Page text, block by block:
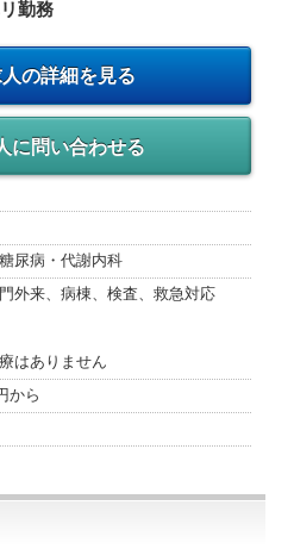
勤務
の詳細を見る
に問い合わせる
尿病・代謝内科
外来、病棟、検査、救急対応
はありません
から